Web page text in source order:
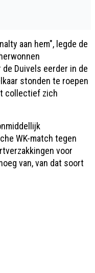
aan hem", legde de
Duivels eerder in de
stonden te roepen
collectief zich
WK-match tegen
voor
van, van dat soort